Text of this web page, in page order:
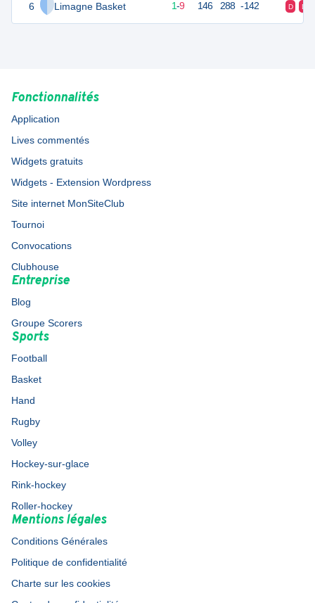
6 Limagne Basket 1-9 146 288 -142 D D
Fonctionnalités
Application
Lives commentés
Widgets gratuits
Widgets - Extension Wordpress
Site internet MonSiteClub
Tournoi
Convocations
Clubhouse
Entreprise
Blog
Groupe Scorers
Sports
Football
Basket
Hand
Rugby
Volley
Hockey-sur-glace
Rink-hockey
Roller-hockey
Mentions légales
Conditions Générales
Politique de confidentialité
Charte sur les cookies